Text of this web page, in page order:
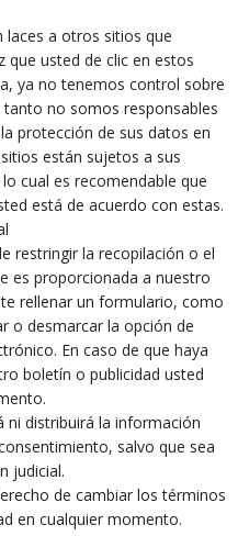
laces a otros sitios que
que usted de clic en estos
ya no tenemos control sobre
no somos responsables
protección de sus datos en
están sujetos a sus
cual es recomendable que
está de acuerdo con estas.
restringir la recopilación o el
es proporcionada a nuestro
rellenar un formulario, como
o desmarcar la opción de
En caso de que haya
boletín o publicidad usted
ni distribuirá la información
salvo que sea
judicial.
de cambiar los términos
en cualquier momento.